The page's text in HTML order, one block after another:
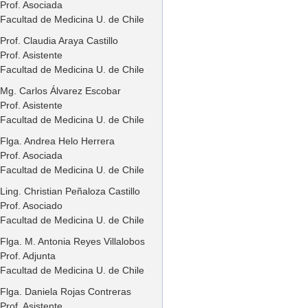
Prof. Asociada
Facultad de Medicina U. de Chile
Prof. Claudia Araya Castillo
Prof. Asistente
Facultad de Medicina U. de Chile
Mg. Carlos Álvarez Escobar
Prof. Asistente
Facultad de Medicina U. de Chile
Flga. Andrea Helo Herrera
Prof. Asociada
Facultad de Medicina U. de Chile
Ling. Christian Peñaloza Castillo
Prof. Asociado
Facultad de Medicina U. de Chile
Flga. M. Antonia Reyes Villalobos
Prof. Adjunta
Facultad de Medicina U. de Chile
Flga. Daniela Rojas Contreras
Prof. Asistente